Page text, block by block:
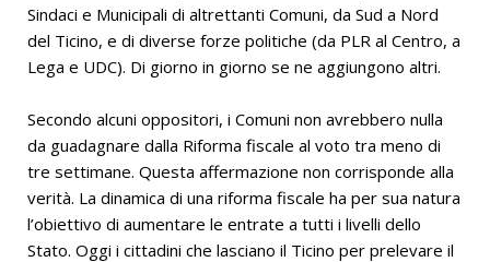
Sindaci e Municipali di altrettanti Comuni, da Sud a Nord
del Ticino, e di diverse forze politiche (da PLR al Centro, a
Lega e UDC). Di giorno in giorno se ne aggiungono altri.
Secondo alcuni oppositori, i Comuni non avrebbero nulla
da guadagnare dalla Riforma fiscale al voto tra meno di
tre settimane. Questa affermazione non corrisponde alla
verità. La dinamica di una riforma fiscale ha per sua natura
l’obiettivo di aumentare le entrate a tutti i livelli dello
Stato. Oggi i cittadini che lasciano il Ticino per prelevare il